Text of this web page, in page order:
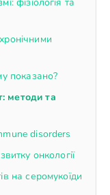
показано?
методи та
disorders
онкології
на серомукоїди